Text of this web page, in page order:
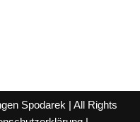
Spodarek | All Rights